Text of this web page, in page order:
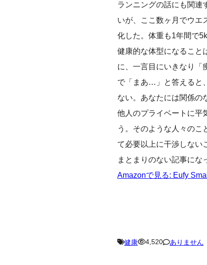
ランニングの話にも関連
いが、ここ数ヶ月でウエ
化した。体重も1年間で
健康的な体型になること
に、一言目にいきなり「
で「まあ…」と答えると
ない。あなたには関係の
他人のプライベートに平
う。そのような人々のこ
て必要以上に干渉しない
まとまりのない記事にな
Amazonで見る: Eufy
健康 4,520 ありません